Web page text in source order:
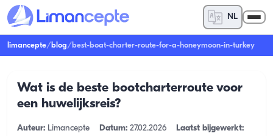
NL
limancepte/blog/best-boat-charter-route-for-a-honeymoon-in-turkey
Wat is de beste bootcharterroute voor
een huwelijksreis?
Auteur: Limancepte Datum: 27.02.2026
Laatst bijgewerkt: